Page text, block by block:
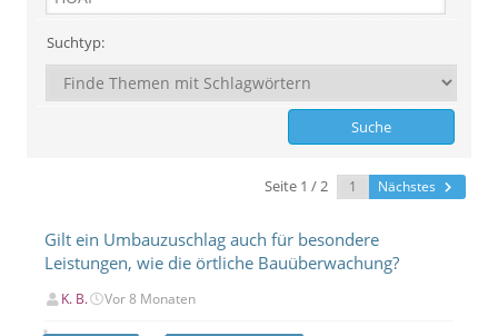
Suchtyp:
Seite 1 / 2 Nächstes
Gilt ein Umbauzuschlag auch für besondere
Leistungen, wie die örtliche Bauüberwachung?
K. B. Vor 8 Monaten